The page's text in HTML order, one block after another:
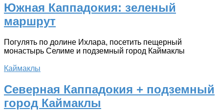
Южная Каппадокия: зеленый
маршрут
Погулять по долине Ихлара, посетить пещерный
монастырь Селиме и подземный город Каймаклы
Каймаклы
Северная Каппадокия + подземный
город Каймаклы